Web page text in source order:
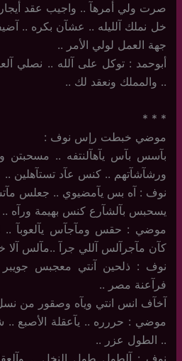
صرت ولي أمرهآ .. واجيب عقد
خل نملك آلليله .. عشآن بكره ..
جهة العمل لولي الأمر ..
أبوحمد : توكل على آلله .. نصلي
.. والمملك ونعقد لك ..
‏*‏ * *
موضي خبطت رإس نوف :
بآسس بآس يآهآلنتفه .. مسحبتن
ورشآشآتهم .. كنس عآد تستآهلين ..
نوف : آه بس يآمضيوي .. جعلس
يسحبس بآلشآرع كنس بهيمة ورآه ..
موضي : حقس ومآجآس يآلعوبآ ..
كآن مآجرآلس آللي جرآ ..مآلس
نوف : ذلحين آنتي معجبس
فرآعنة مصر ..
آخآف انس انتي ويآه وصقور من
موضي : حررره .. يآعقلة الأصبع ..
.. الطول عزر ..